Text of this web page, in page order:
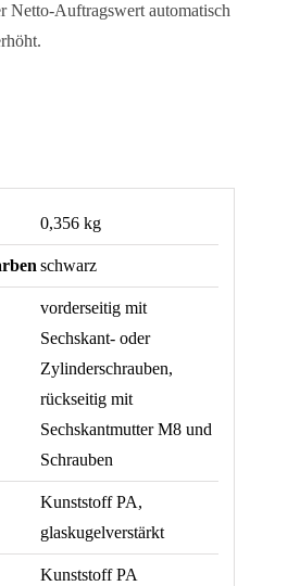
Netto-Auftragswert automatisch
0,356 kg
schwarz
vorderseitig mit
Sechskant- oder
Zylinderschrauben,
rückseitig mit
Sechskantmutter M8 und
Schrauben
Kunststoff PA,
glaskugelverstärkt
Kunststoff PA